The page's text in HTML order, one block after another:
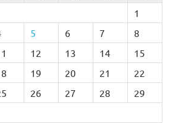
1
5 6 7
8
12 13 14
15
19 20 21
22
26 27 28
29